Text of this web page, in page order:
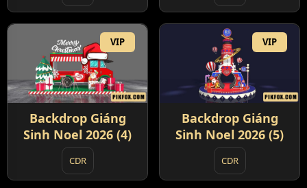
VIP
Backdrop Giáng
Sinh Noel 2026 (4)
CDR
VIP
Backdrop Giáng
Sinh Noel 2026 (5)
CDR